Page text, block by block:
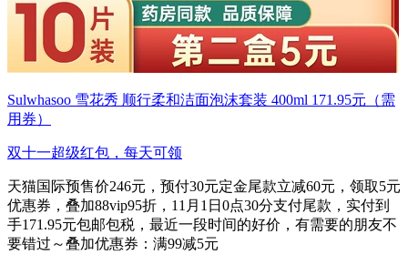
Sulwhasoo 雪花秀 顺行柔和洁面泡沫套装 400ml 171.95元（需
用券）
双十一超级红包，每天可领
天猫国际预售价246元，预付30元定金尾款立减60元，领取5元
优惠券，叠加88vip95折，11月1日0点30分支付尾款，实付到
手171.95元包邮包税，最近一段时间的好价，有需要的朋友不
要错过～叠加优惠券：满99减5元